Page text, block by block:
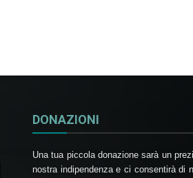
DONAZIONI
Una tua piccola donazione sarà un
nostra indipendenza e ci consentirà di